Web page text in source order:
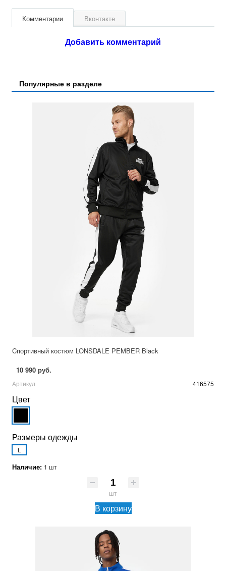
Комментарии Вконтакте
Добавить комментарий
Популярные в разделе
Cпортивный костюм LONSDALE PEMBER Black
10 990 руб.
Артикул 416575
Цвет
Размеры одежды
L
Наличие: 1 шт
шт
В корзину